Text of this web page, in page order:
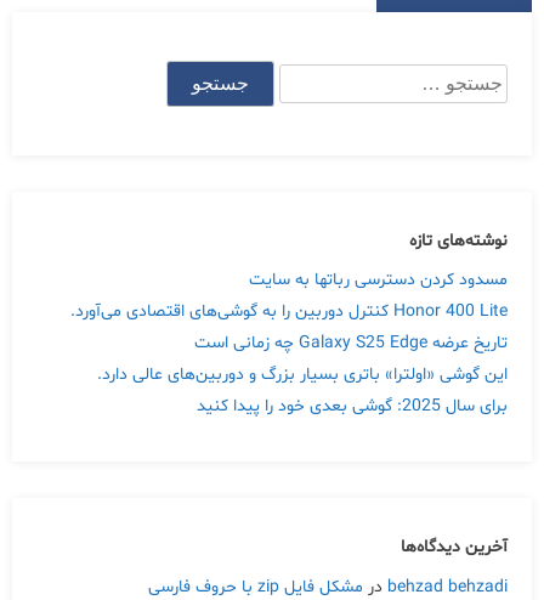
جستجو
برای:
نوشته‌های تازه
مسدود کردن دسترسی رباتها به سایت
Honor 400 Lite کنترل دوربین را به گوشی‌های اقتصادی می‌آورد.
تاریخ عرضه Galaxy S25 Edge چه زمانی است
این گوشی «اولترا» باتری بسیار بزرگ و دوربین‌های عالی دارد.
برای سال 2025: گوشی بعدی خود را پیدا کنید
آخرین دیدگاه‌ها
behzad behzadi در مشکل فایل zip با حروف فارسی